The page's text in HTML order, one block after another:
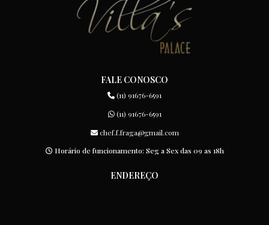
FALE CONOSCO
(11) 91676-6591
(11) 91676-6591
chef.f.fraga@gmail.com
Horário de funcionamento: Seg a Sex das 09 as 18h
ENDEREÇO